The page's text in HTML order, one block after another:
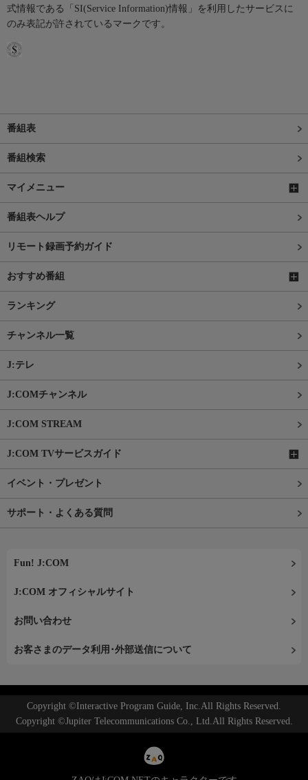
式情報である「SI(Service Information)情報」を利用したサービスに
のみ表記が許されているマークです。
番組表
番組検索
マイメニュー
番組表ヘルプ
リモート録画予約ガイド
おすすめ番組
ランキング
チャンネル一覧
J:テレ
J:COMチャンネル
J:COM STREAM
J:COM TVサービスガイド
イベント・プレゼント
サポート・よくある質問
Fun! J:COM
J:COM オフィシャルサイト
お問い合わせ
お客さまのデータ利用･外部送信について
Copyright ©Interactive Program Guide, Inc.All Rights Reserved.
Copyright ©Jupiter Telecommunications Co., Ltd.All Rights Reserved.